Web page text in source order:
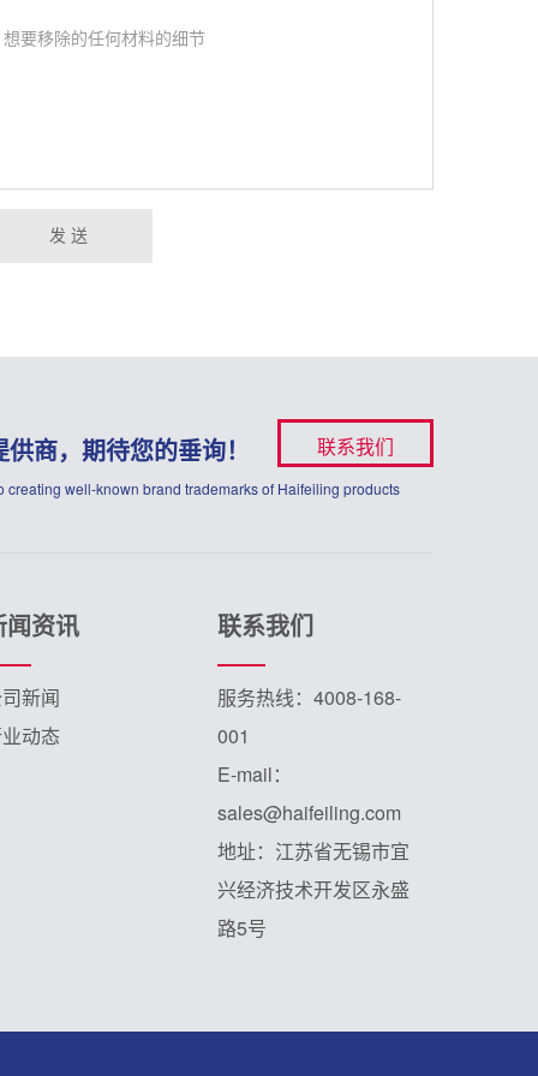
发 送
联系我们
商，期待您的垂询！
well-known brand trademarks of Haifeiling products
闻资讯
新闻
动态
联系我们
服务热线：4008-168-
001
E-mail：
sales@haifeiling.com
地址：江苏省无锡市宜
兴经济技术开发区永盛
路5号